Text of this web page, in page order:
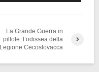
La Grande Guerra in
pillole: l’odissea della
Legione Cecoslovacca